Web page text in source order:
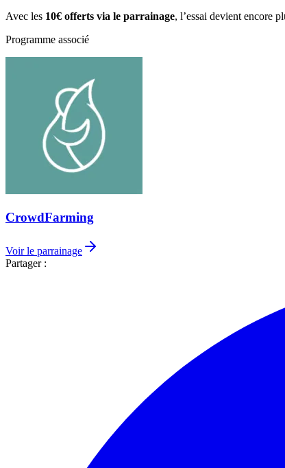
Avec les 10€ offerts via le parrainage, l’essai devient encore
Programme associé
CrowdFarming
Voir le parrainage
Partager :